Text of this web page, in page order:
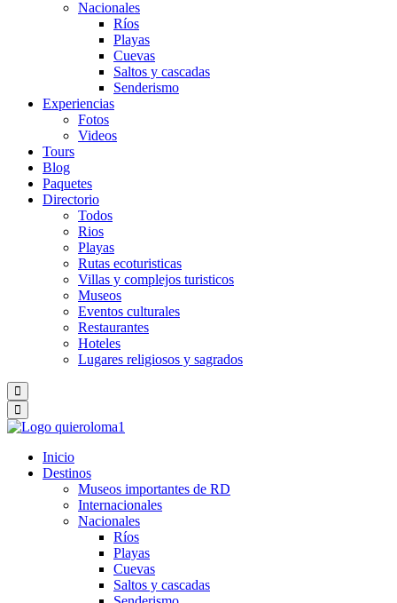
Nacionales
Ríos
Playas
Cuevas
Saltos y cascadas
Senderismo
Experiencias
Fotos
Videos
Tours
Blog
Paquetes
Directorio
Todos
Rios
Playas
Rutas ecoturisticas
Villas y complejos turisticos
Museos
Eventos culturales
Restaurantes
Hoteles
Lugares religiosos y sagrados
Inicio
Destinos
Museos importantes de RD
Internacionales
Nacionales
Ríos
Playas
Cuevas
Saltos y cascadas